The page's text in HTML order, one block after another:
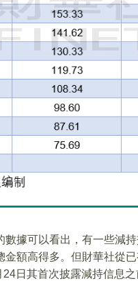
據可以看出，有一些減持
額高得多。但財華社從
日其首次披露減持信息